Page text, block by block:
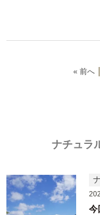
« 前へ│
ナチュラ
今